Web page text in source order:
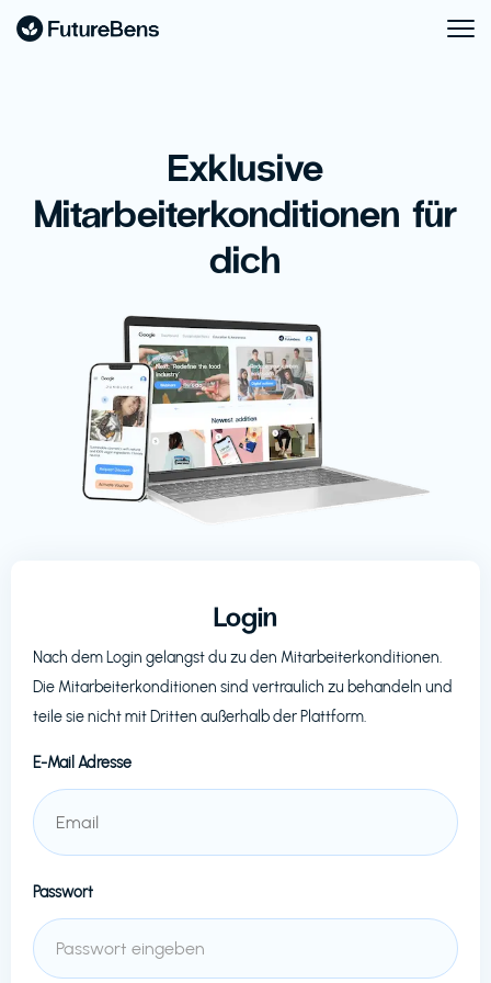
Exklusive
Mitarbeiterkonditionen für
dich
Login
Nach dem Login gelangst du zu den Mitarbeiterkonditionen.
Die Mitarbeiterkonditionen sind vertraulich zu behandeln und
teile sie nicht mit Dritten außerhalb der Plattform.
E-Mail Adresse
Passwort